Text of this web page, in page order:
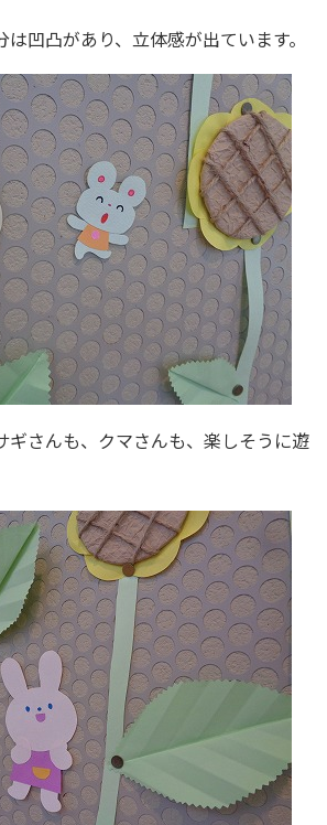
凹凸があり、立体感が出ています。
ギさんも、クマさんも、楽しそうに遊